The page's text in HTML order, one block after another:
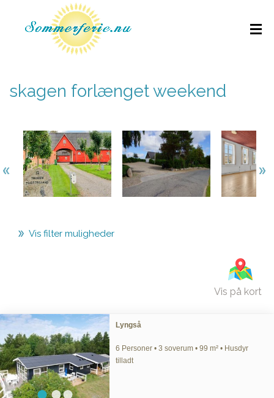
skagen forlænget weekend
Vis filter muligheder
Vis på kort
Lyngså
6 Personer • 3 soverum • 99 m² • Husdyr
tilladt